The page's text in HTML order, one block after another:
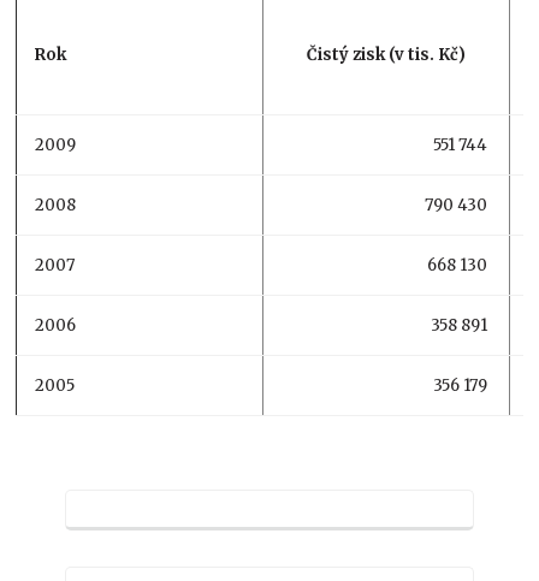
Rok Čistý zisk (v tis. Kč)
2009 551 744
2008 790 430
2007 668 130
2006 358 891
2005 356 179